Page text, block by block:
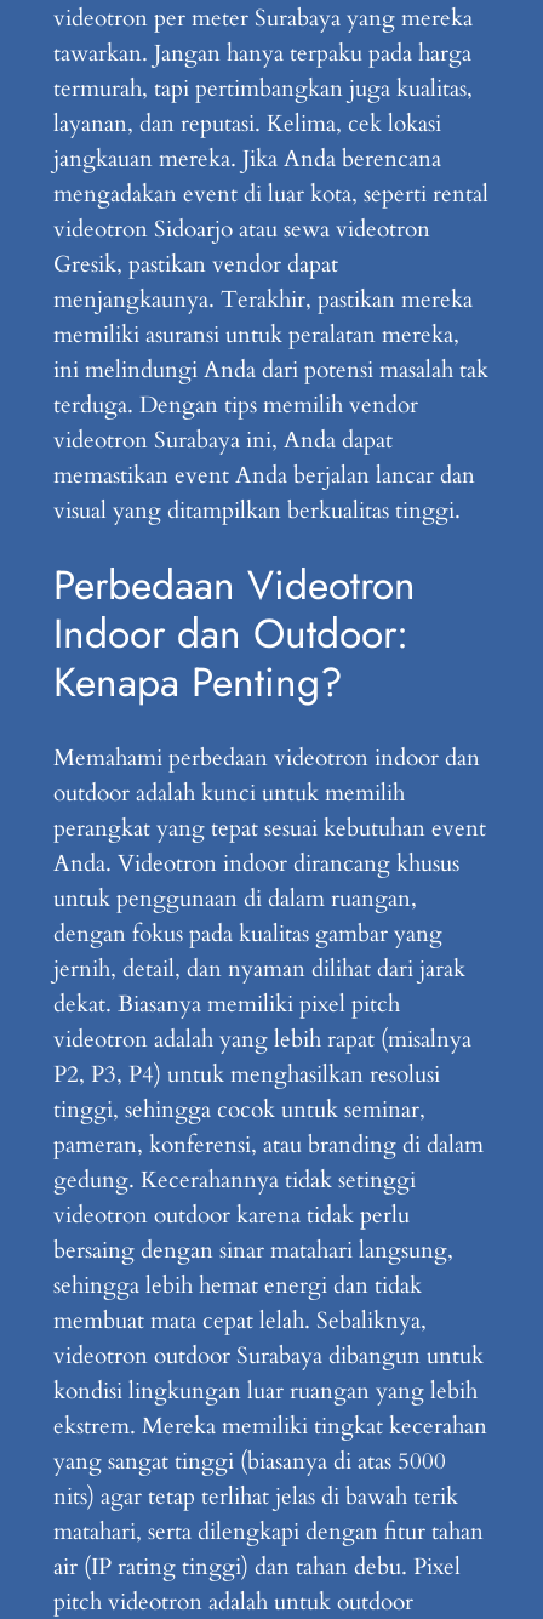
videotron per meter Surabaya yang mereka
tawarkan. Jangan hanya terpaku pada harga
termurah, tapi pertimbangkan juga kualitas,
layanan, dan reputasi. Kelima, cek lokasi
jangkauan mereka. Jika Anda berencana
mengadakan event di luar kota, seperti rental
videotron Sidoarjo atau sewa videotron
Gresik, pastikan vendor dapat
menjangkaunya. Terakhir, pastikan mereka
memiliki asuransi untuk peralatan mereka,
ini melindungi Anda dari potensi masalah tak
terduga. Dengan tips memilih vendor
videotron Surabaya ini, Anda dapat
memastikan event Anda berjalan lancar dan
visual yang ditampilkan berkualitas tinggi.
Perbedaan Videotron
Indoor dan Outdoor:
Kenapa Penting?
Memahami perbedaan videotron indoor dan
outdoor adalah kunci untuk memilih
perangkat yang tepat sesuai kebutuhan event
Anda. Videotron indoor dirancang khusus
untuk penggunaan di dalam ruangan,
dengan fokus pada kualitas gambar yang
jernih, detail, dan nyaman dilihat dari jarak
dekat. Biasanya memiliki pixel pitch
videotron adalah yang lebih rapat (misalnya
P2, P3, P4) untuk menghasilkan resolusi
tinggi, sehingga cocok untuk seminar,
pameran, konferensi, atau branding di dalam
gedung. Kecerahannya tidak setinggi
videotron outdoor karena tidak perlu
bersaing dengan sinar matahari langsung,
sehingga lebih hemat energi dan tidak
membuat mata cepat lelah. Sebaliknya,
videotron outdoor Surabaya dibangun untuk
kondisi lingkungan luar ruangan yang lebih
ekstrem. Mereka memiliki tingkat kecerahan
yang sangat tinggi (biasanya di atas 5000
nits) agar tetap terlihat jelas di bawah terik
matahari, serta dilengkapi dengan fitur tahan
air (IP rating tinggi) dan tahan debu. Pixel
pitch videotron adalah untuk outdoor